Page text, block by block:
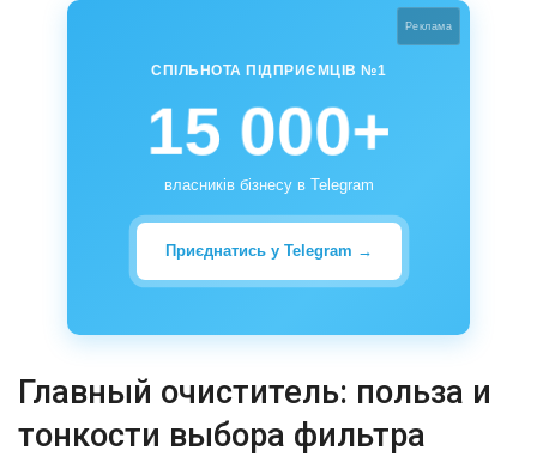
Реклама
СПІЛЬНОТА ПІДПРИЄМЦІВ №1
15 000+
власників бізнесу в Telegram
Приєднатись у Telegram →
Главный очиститель: польза и
тонкости выбора фильтра